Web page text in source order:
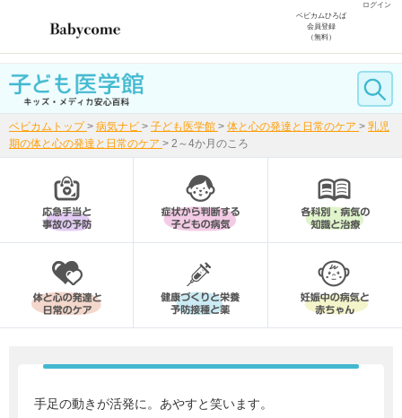
ログイン
ベビカムひろば
会員登録
（無料）
ベビカムトップ > 病気ナビ > 子ども医学館 > 体と心の発達と日常のケア > 乳児
期の体と心の発達と日常のケア > 2～4か月のころ
手足の動きが活発に。あやすと笑います。